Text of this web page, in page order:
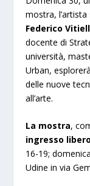
mostra,
Federico
docente di
università,
Urban,
delle nuove
all’arte.
La mostra,
ingresso
16-19;
Udine in via